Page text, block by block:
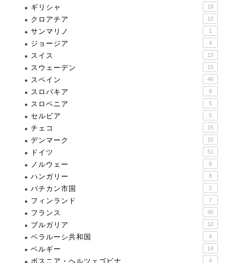
ギリシャ 18
クロアチア 10
サンマリノ 1
ジョージア 4
スイス 13
スウェーデン 15
スペイン 46
スロバキア 8
スロベニア 5
セルビア 5
チェコ 15
デンマーク 10
ドイツ 51
ノルウェー 8
ハンガリー 8
バチカン市国 2
フィンランド 7
フランス 45
ブルガリア 10
ベラルーシ共和国 4
ベルギー 14
ボスニア・ヘルツェゴビナ 4